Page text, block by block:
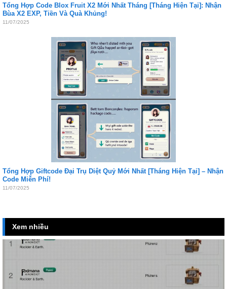
Tổng Hợp Code Blox Fruit X2 Mới Nhất Tháng [Tháng Hiện Tại]: Nhận
Bùa X2 EXP, Tiền Và Quà Khủng!
11/07/2025
Tổng Hợp Giftcode Đại Trụ Diệt Quỷ Mới Nhất [Tháng Hiện Tại] – Nhận
Code Miễn Phí!
11/07/2025
Xem nhiều